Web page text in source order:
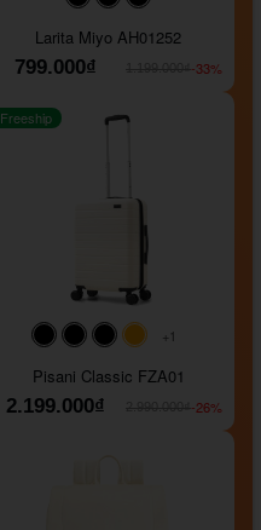
#000000#000000
Larita Miyo AH01252
799.000₫
-33%
#000000#000000#000000
+1
Freeship
Pisani Classic FZA01
2.199.000₫
-26%